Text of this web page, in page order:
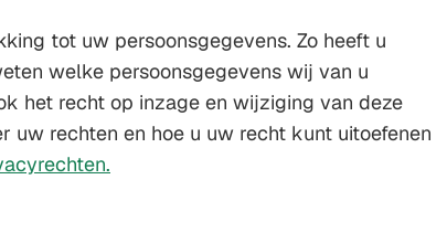
tot uw persoonsgegevens. Zo heeft u
welke persoonsgegevens wij van u
het recht op inzage en wijziging van deze
uw rechten en hoe u uw recht kunt uitoefenen